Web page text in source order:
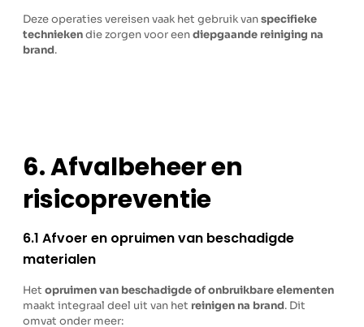
Deze operaties vereisen vaak het gebruik vanspecifieke
techniekendie zorgen voor eendiepgaande reiniging na
brand.
6. Afvalbeheer en
risicopreventie
6.1 Afvoer en opruimen van beschadigde
materialen
Hetopruimen van beschadigde of onbruikbare elementen
maakt integraal deel uit van het reinigen na brand. Dit
omvat onder meer: